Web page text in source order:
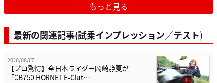
もっと見る
最新の関連記事(試乗インプレッション／テスト)
2026/08/07
【プロ驚愕】全日本ライダー岡崎静夏が
「CB750 HORNET E-Clut…